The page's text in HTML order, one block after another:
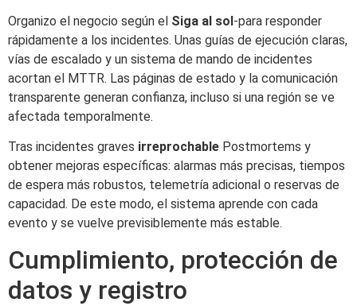
Organizo el negocio según el Siga al sol-para responder
rápidamente a los incidentes. Unas guías de ejecución claras,
vías de escalado y un sistema de mando de incidentes
acortan el MTTR. Las páginas de estado y la comunicación
transparente generan confianza, incluso si una región se ve
afectada temporalmente.
Tras incidentes graves irreprochable Postmortems y
obtener mejoras específicas: alarmas más precisas, tiempos
de espera más robustos, telemetría adicional o reservas de
capacidad. De este modo, el sistema aprende con cada
evento y se vuelve previsiblemente más estable.
Cumplimiento, protección de
datos y registro